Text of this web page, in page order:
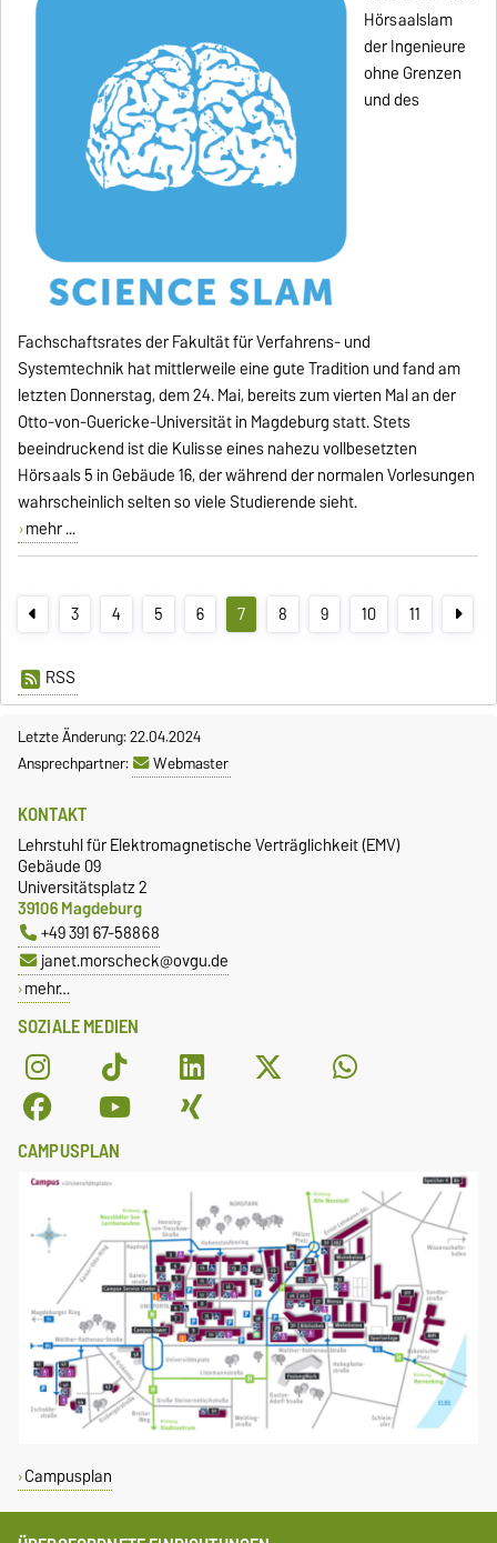
Hörsaalslam
der Ingenieure
ohne Grenzen
und des
Fachschaftsrates der Fakultät für Verfahrens- und
Systemtechnik hat mittlerweile eine gute Tradition und fand am
letzten Donnerstag, dem 24. Mai, bereits zum vierten Mal an der
Otto-von-Guericke-Universität in Magdeburg statt. Stets
beeindruckend ist die Kulisse eines nahezu vollbesetzten
Hörsaals 5 in Gebäude 16, der während der normalen Vorlesungen
wahrscheinlich selten so viele Studierende sieht.
mehr ...
3 4 5 6 7 8 9 10 11
RSS
Letzte Änderung: 22.04.2024
Ansprechpartner:
Webmaster
SOZIALE MEDIEN
KONTAKT
Lehrstuhl für Elektromagnetische Verträglichkeit (EMV)
Gebäude 09
Universitätsplatz 2
39106 Magdeburg
+49 391 67-58868
janet.morscheck@ovgu.de
mehr…
CAMPUSPLAN
Campusplan